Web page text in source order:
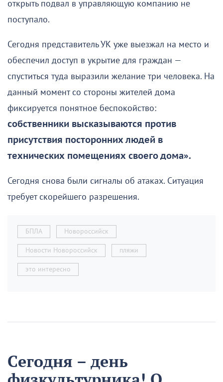
открыть подвал в управляющую компанию не
поступало.
Сегодня представитель УК уже выезжал на место и
обеспечил доступ в укрытие для граждан —
спуститься туда выразили желание три человека. На
данный момент со стороны жителей дома
фиксируется понятное беспокойство:
собственники высказываются против
присутствия посторонних людей в
технических помещениях своего дома».
Сегодня снова были сигналы об атаках. Ситуация
требует скорейшего разрешения.
БПЛА Новороссийск
Новости Новороссийск пляжи
это интересно
Сегодня – день